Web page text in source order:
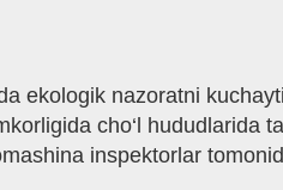
ekologik nazoratni
cho‘l hududlarida
inspektorlar